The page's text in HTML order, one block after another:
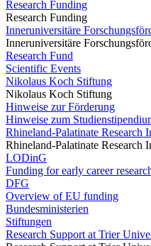
Research Funding
Research Funding
Inneruniversitäre
Inneruniversitäre
Research Fund
Scientific Events
Nikolaus Koch Stiftung
Nikolaus Koch Stiftung
Hinweise zur Förderung
Hinweise zum
Rhineland-Palatinate Research
Rhineland-Palatinate Research
LODinG
Funding for early career
DFG
Overview of EU funding
Bundesministerien
Stiftungen
Research Support at Trier